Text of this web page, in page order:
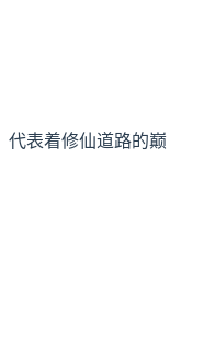
代表着修仙道路的巅